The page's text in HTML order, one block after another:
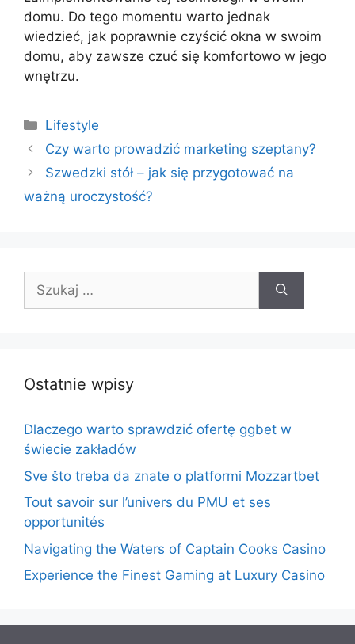
domu. Do tego momentu warto jednak
wiedzieć, jak poprawnie czyścić okna w swoim
domu, aby zawsze czuć się komfortowo w jego
wnętrzu.
Kategorie
Lifestyle
Czy warto prowadzić marketing szeptany?
Szwedzki stół – jak się przygotować na
ważną uroczystość?
Szukaj:
Ostatnie wpisy
Dlaczego warto sprawdzić ofertę ggbet w
świecie zakładów
Sve što treba da znate o platformi Mozzartbet
Tout savoir sur l’univers du PMU et ses
opportunités
Navigating the Waters of Captain Cooks Casino
Experience the Finest Gaming at Luxury Casino